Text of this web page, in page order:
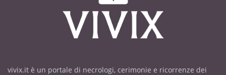
vivix.it è un portale di necrologi, cerimonie e ricorrenze dei